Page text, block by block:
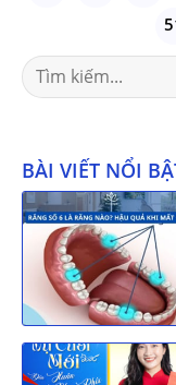
Search
for:
BÀI VIẾT NỔI